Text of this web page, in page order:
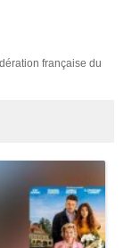
française du